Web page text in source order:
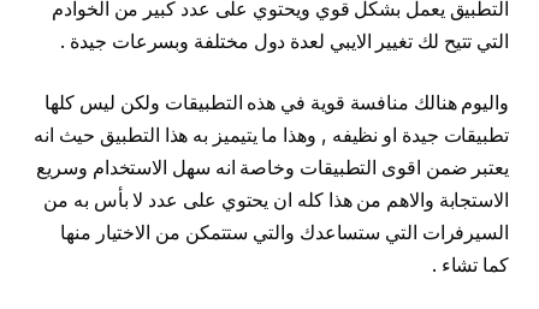
التطبيق يعمل بشكل قوي ويحتوي على عدد كبير من الخوادم
التي تتيح لك تغيير الايبي لعدة دول مختلفة وبسرعات جيدة .
واليوم هنالك منافسة قوية في هذه التطبيقات ولكن ليس كلها
تطبيقات جيدة او نظيفه , وهذا ما يتيميز به هذا التطبيق حيث انه
يعتبر ضمن اقوى التطبيقات وخاصة انه سهل الاستخدام وسريع
الاستجابة والاهم من هذا كله ان يحتوي على عدد لا بأس به من
السيرفرات التي ستساعدك والتي ستتمكن من الاختيار منها
كما تشاء .